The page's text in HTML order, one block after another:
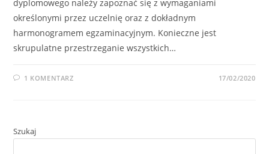
dyplomowego należy zapoznać się z wymaganiami
określonymi przez uczelnię oraz z dokładnym
harmonogramem egzaminacyjnym. Konieczne jest
skrupulatne przestrzeganie wszystkich…
1 KOMENTARZ 17/02/2020
Szukaj